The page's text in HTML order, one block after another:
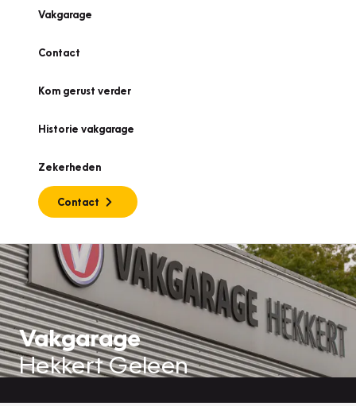
Vakgarage
Contact
Kom gerust verder
Historie vakgarage
Zekerheden
Contact
Vakgarage
Hekkert Geleen